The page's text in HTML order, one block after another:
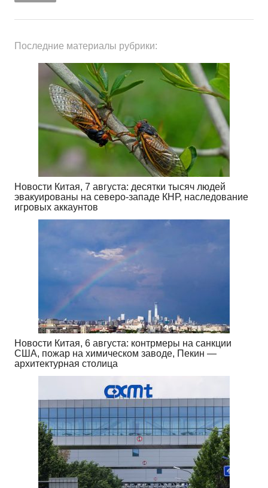
Последние материалы рубрики:
Новости Китая, 7 августа: десятки тысяч людей
эвакуированы на северо-западе КНР, наследование
игровых аккаунтов
Новости Китая, 6 августа: контрмеры на санкции
США, пожар на химическом заводе, Пекин —
архитектурная столица